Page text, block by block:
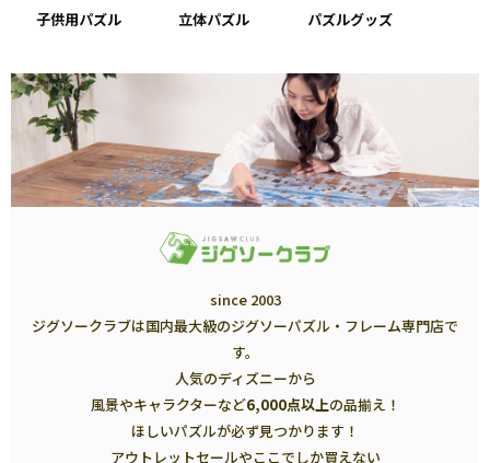
子供用パズル 立体パズル パズルグッズ
since 2003
ジグソークラブは国内最大級のジグソーパズル・フレーム専門店で
す。
人気のディズニーから
風景やキャラクターなど6,000点以上の品揃え！
ほしいパズルが必ず見つかります！
アウトレットセールやここでしか買えない